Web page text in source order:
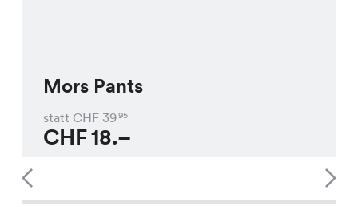
Mors Pants
statt CHF 3995
CHF18.–